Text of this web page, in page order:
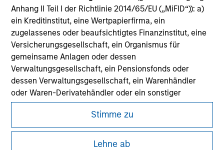
Anhang II Teil I der Richtlinie 2014/65/EU („MiFID“)): a)
ein Kreditinstitut, eine Wertpapierfirma, ein
zugelassenes oder beaufsichtigtes Finanzinstitut, eine
Versicherungsgesellschaft, ein Organismus für
gemeinsame Anlagen oder dessen
Verwaltungsgesellschaft, ein Pensionsfonds oder
dessen Verwaltungsgesellschaft, ein Warenhändler
oder Waren-Derivatehändler oder ein sonstiger
institutioneller Anleger, der in jedem Fall für die Tätigkeit
auf den Finanzmärkten zugelassen sein oder
beaufsichtigt werden muss; b) ein Großunternehmen,
das mindestens zwei der folgenden
Stimme zu
Lehne ab